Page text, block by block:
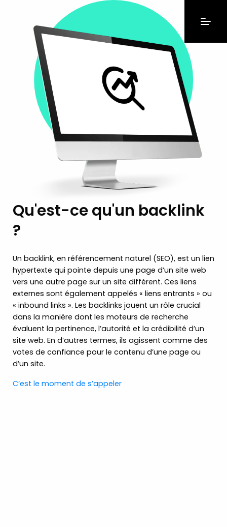
Qu'est-ce qu'un backlink
?
Un backlink, en référencement naturel (SEO), est un lien
hypertexte qui pointe depuis une page d’un site web
vers une autre page sur un site différent. Ces liens
externes sont également appelés « liens entrants » ou
« inbound links ». Les backlinks jouent un rôle crucial
dans la manière dont les moteurs de recherche
évaluent la pertinence, l’autorité et la crédibilité d’un
site web. En d’autres termes, ils agissent comme des
votes de confiance pour le contenu d’une page ou
d’un site.
C’est le moment de s’appeler